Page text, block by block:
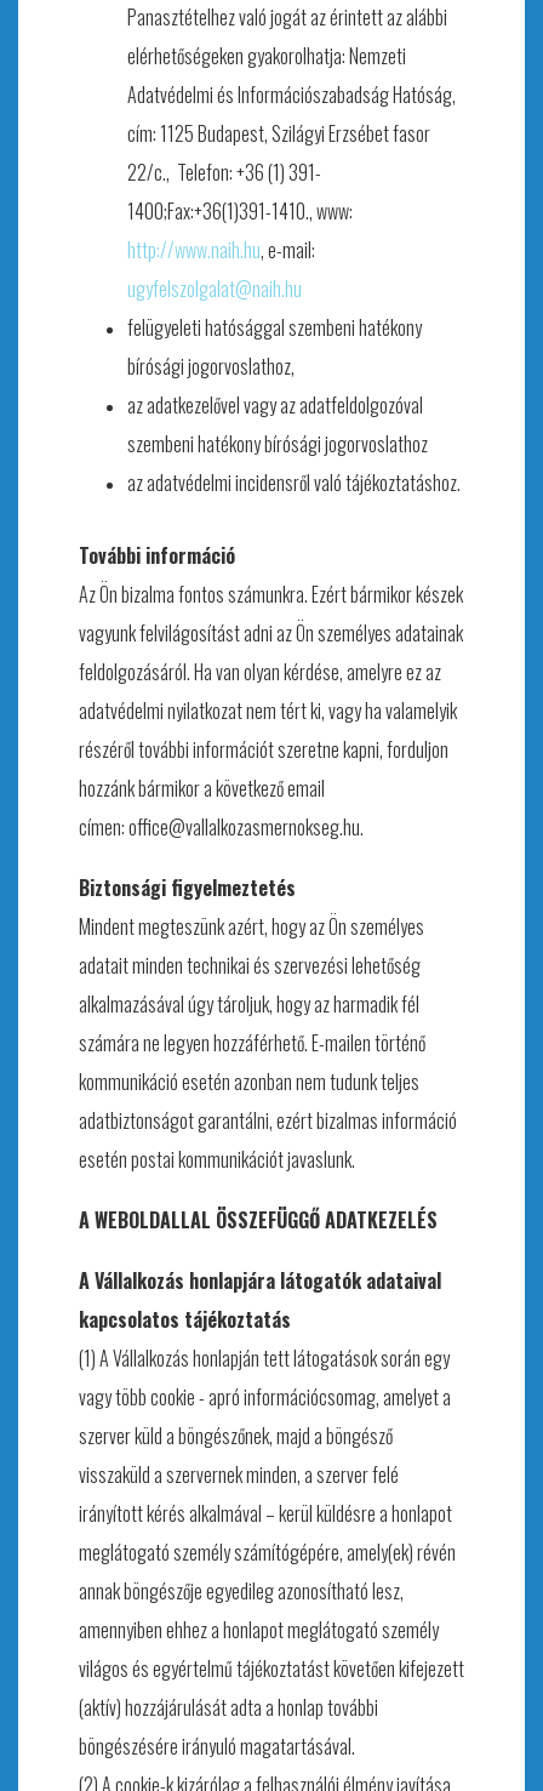
Panasztételhez való jogát az érintett az alábbi
elérhetőségeken gyakorolhatja: Nemzeti
Adatvédelmi és Információszabadság Hatóság,
cím: 1125 Budapest, Szilágyi Erzsébet fasor
22/c., Telefon: +36 (1) 391-
1400;Fax:+36(1)391-1410., www:
http://www.naih.hu, e-mail:
ugyfelszolgalat@naih.hu
felügyeleti hatósággal szembeni hatékony
bírósági jogorvoslathoz,
az adatkezelővel vagy az adatfeldolgozóval
szembeni hatékony bírósági jogorvoslathoz
az adatvédelmi incidensről való tájékoztatáshoz.
További információ
Az Ön bizalma fontos számunkra. Ezért bármikor készek
vagyunk felvilágosítást adni az Ön személyes adatainak
feldolgozásáról. Ha van olyan kérdése, amelyre ez az
adatvédelmi nyilatkozat nem tért ki, vagy ha valamelyik
részéről további információt szeretne kapni, forduljon
hozzánk bármikor a következő email
címen: office@vallalkozasmernokseg.hu.
Biztonsági figyelmeztetés
Mindent megteszünk azért, hogy az Ön személyes
adatait minden technikai és szervezési lehetőség
alkalmazásával úgy tároljuk, hogy az harmadik fél
számára ne legyen hozzáférhető. E-mailen történő
kommunikáció esetén azonban nem tudunk teljes
adatbiztonságot garantálni, ezért bizalmas információ
esetén postai kommunikációt javaslunk.
A WEBOLDALLAL ÖSSZEFÜGGŐ ADATKEZELÉS
A Vállalkozás honlapjára látogatók adataival
kapcsolatos tájékoztatás
(1) A Vállalkozás honlapján tett látogatások során egy
vagy több cookie - apró információcsomag, amelyet a
szerver küld a böngészőnek, majd a böngésző
visszaküld a szervernek minden, a szerver felé
irányított kérés alkalmával – kerül küldésre a honlapot
meglátogató személy számítógépére, amely(ek) révén
annak böngészője egyedileg azonosítható lesz,
amennyiben ehhez a honlapot meglátogató személy
világos és egyértelmű tájékoztatást követően kifejezett
(aktív) hozzájárulását adta a honlap további
böngészésére irányuló magatartásával.
(2) A cookie-k kizárólag a felhasználói élmény javítása,